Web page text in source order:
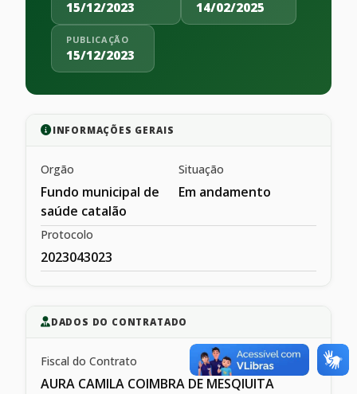
15/12/2023 14/02/2025
PUBLICAÇÃO
15/12/2023
INFORMAÇÕES GERAIS
Orgão
Fundo municipal de
saúde catalão
Situação
Em andamento
Protocolo
2023043023
DADOS DO CONTRATADO
Fiscal do Contrato
AURA CAMILA COIMBRA DE MESQIUITA